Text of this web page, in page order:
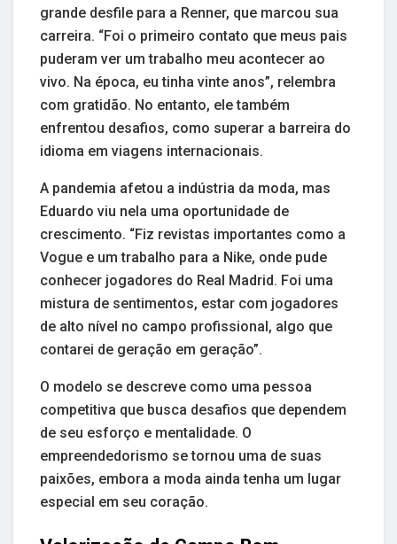
grande desfile para a Renner, que marcou sua
carreira. “Foi o primeiro contato que meus pais
puderam ver um trabalho meu acontecer ao
vivo. Na época, eu tinha vinte anos”, relembra
com gratidão. No entanto, ele também
enfrentou desafios, como superar a barreira do
idioma em viagens internacionais.
A pandemia afetou a indústria da moda, mas
Eduardo viu nela uma oportunidade de
crescimento. “Fiz revistas importantes como a
Vogue e um trabalho para a Nike, onde pude
conhecer jogadores do Real Madrid. Foi uma
mistura de sentimentos, estar com jogadores
de alto nível no campo profissional, algo que
contarei de geração em geração”.
O modelo se descreve como uma pessoa
competitiva que busca desafios que dependem
de seu esforço e mentalidade. O
empreendedorismo se tornou uma de suas
paixões, embora a moda ainda tenha um lugar
especial em seu coração.